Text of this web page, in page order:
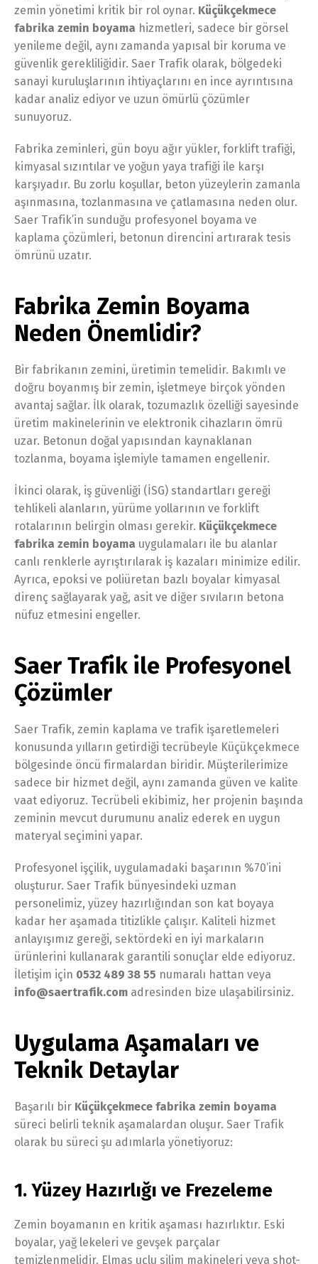
zemin yönetimi kritik bir rol oynar. Küçükçekmece
fabrika zemin boyama hizmetleri, sadece bir görsel
yenileme değil, aynı zamanda yapısal bir koruma ve
güvenlik gerekliliğidir. Saer Trafik olarak, bölgedeki
sanayi kuruluşlarının ihtiyaçlarını en ince ayrıntısına
kadar analiz ediyor ve uzun ömürlü çözümler
sunuyoruz.
Fabrika zeminleri, gün boyu ağır yükler, forklift trafiği,
kimyasal sızıntılar ve yoğun yaya trafiği ile karşı
karşıyadır. Bu zorlu koşullar, beton yüzeylerin zamanla
aşınmasına, tozlanmasına ve çatlamasına neden olur.
Saer Trafik’in sunduğu profesyonel boyama ve
kaplama çözümleri, betonun direncini artırarak tesis
ömrünü uzatır.
Fabrika Zemin Boyama
Neden Önemlidir?
Bir fabrikanın zemini, üretimin temelidir. Bakımlı ve
doğru boyanmış bir zemin, işletmeye birçok yönden
avantaj sağlar. İlk olarak, tozumazlık özelliği sayesinde
üretim makinelerinin ve elektronik cihazların ömrü
uzar. Betonun doğal yapısından kaynaklanan
tozlanma, boyama işlemiyle tamamen engellenir.
İkinci olarak, iş güvenliği (İSG) standartları gereği
tehlikeli alanların, yürüme yollarının ve forklift
rotalarının belirgin olması gerekir. Küçükçekmece
fabrika zemin boyama uygulamaları ile bu alanlar
canlı renklerle ayrıştırılarak iş kazaları minimize edilir.
Ayrıca, epoksi ve poliüretan bazlı boyalar kimyasal
direnç sağlayarak yağ, asit ve diğer sıvıların betona
nüfuz etmesini engeller.
Saer Trafik ile Profesyonel
Çözümler
Saer Trafik, zemin kaplama ve trafik işaretlemeleri
konusunda yılların getirdiği tecrübeyle Küçükçekmece
bölgesinde öncü firmalardan biridir. Müşterilerimize
sadece bir hizmet değil, aynı zamanda güven ve kalite
vaat ediyoruz. Tecrübeli ekibimiz, her projenin başında
zeminin mevcut durumunu analiz ederek en uygun
materyal seçimini yapar.
Profesyonel işçilik, uygulamadaki başarının %70’ini
oluşturur. Saer Trafik bünyesindeki uzman
personelimiz, yüzey hazırlığından son kat boyaya
kadar her aşamada titizlikle çalışır. Kaliteli hizmet
anlayışımız gereği, sektördeki en iyi markaların
ürünlerini kullanarak garantili sonuçlar elde ediyoruz.
İletişim için 0532 489 38 55 numaralı hattan veya
info@saertrafik.com adresinden bize ulaşabilirsiniz.
Uygulama Aşamaları ve
Teknik Detaylar
Başarılı bir Küçükçekmece fabrika zemin boyama
süreci belirli teknik aşamalardan oluşur. Saer Trafik
olarak bu süreci şu adımlarla yönetiyoruz:
1. Yüzey Hazırlığı ve Frezeleme
Zemin boyamanın en kritik aşaması hazırlıktır. Eski
boyalar, yağ lekeleri ve gevşek parçalar
temizlenmelidir. Elmas uçlu silim makineleri veya shot-